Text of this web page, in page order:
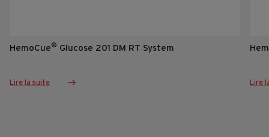
HemoCue® Glucose 201 DM RT System
Lire la suite Lire